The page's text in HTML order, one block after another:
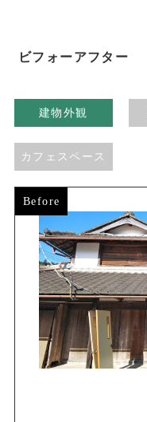
ビフォーアフター
建物外観
カフェスペース